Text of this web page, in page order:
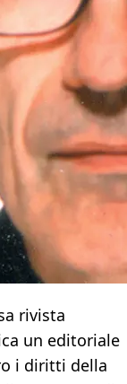
rivista
un editoriale
i diritti della